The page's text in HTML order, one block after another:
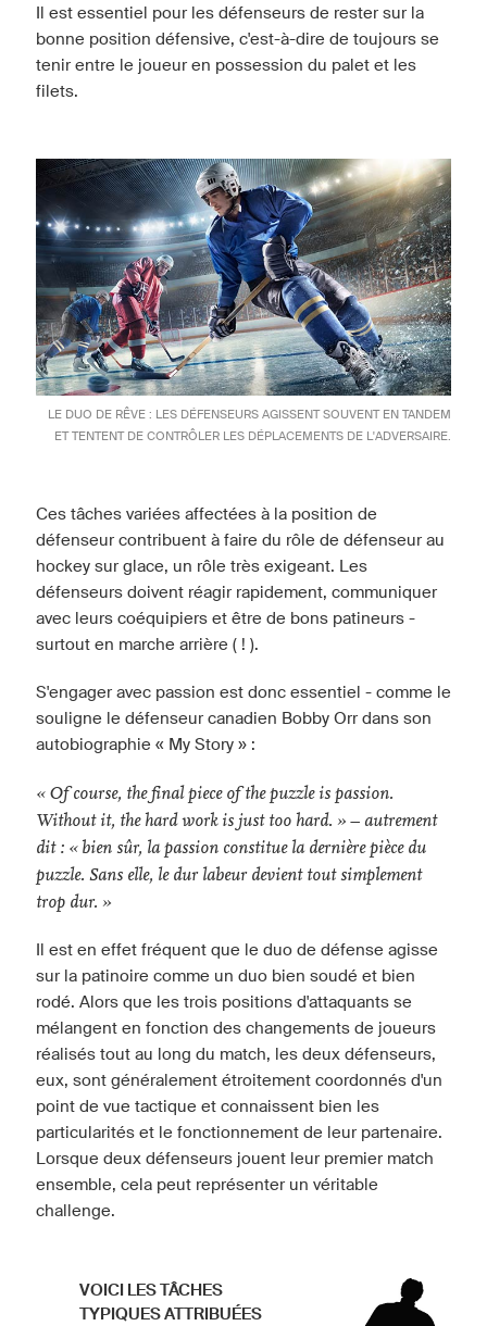
Il est essentiel pour les défenseurs de rester sur la
bonne position défensive, c'est-à-dire de toujours se
tenir entre le joueur en possession du palet et les
filets.
LE DUO DE RÊVE : LES DÉFENSEURS AGISSENT SOUVENT EN TANDEM
ET TENTENT DE CONTRÔLER LES DÉPLACEMENTS DE L'ADVERSAIRE.
Ces tâches variées affectées à la position de
défenseur contribuent à faire du rôle de défenseur au
hockey sur glace, un rôle très exigeant. Les
défenseurs doivent réagir rapidement, communiquer
avec leurs coéquipiers et être de bons patineurs -
surtout en marche arrière ( ! ).
S'engager avec passion est donc essentiel - comme le
souligne le défenseur canadien Bobby Orr dans son
autobiographie « My Story » :
« Of course, the final piece of the puzzle is passion.
Without it, the hard work is just too hard. » – autrement
dit : « bien sûr, la passion constitue la dernière pièce du
puzzle. Sans elle, le dur labeur devient tout simplement
trop dur. »
Il est en effet fréquent que le duo de défense agisse
sur la patinoire comme un duo bien soudé et bien
rodé. Alors que les trois positions d'attaquants se
mélangent en fonction des changements de joueurs
réalisés tout au long du match, les deux défenseurs,
eux, sont généralement étroitement coordonnés d'un
point de vue tactique et connaissent bien les
particularités et le fonctionnement de leur partenaire.
Lorsque deux défenseurs jouent leur premier match
ensemble, cela peut représenter un véritable
challenge.
VOICI LES TÂCHES
TYPIQUES ATTRIBUÉES